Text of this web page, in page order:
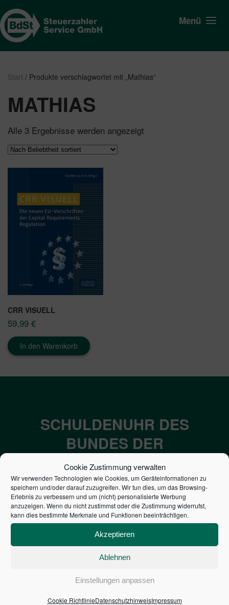
Cookie Zustimmung verwalten
Wir verwenden Technologien wie Cookies, um Geräteinformationen zu
speichern und/oder darauf zuzugreifen. Wir tun dies, um das Browsing-
Erlebnis zu verbessern und um (nicht) personalisierte Werbung
anzuzeigen. Wenn du nicht zustimmst oder die Zustimmung widerrufst,
kann dies bestimmte Merkmale und Funktionen beeinträchtigen.
Akzeptieren
Ablehnen
Einstellungen anpassen
Cookie RichtlinieDatenschutzhinweisImpressum
Menü
Start / Produkte verschlagwortet mit „Mathias“
MATHIAS
Alle 3 Ergebnisse werden angezeigt
CRR VISUELL
59,99 €
In den Warenkorb
SCHULDENUHR DES
BUNDES DER
STEUERZAHLER
7,052€
NEUVERSCHULDUNG
PRO SEKUNDE
1,601
ZINSEN
PRO SEKUNDE